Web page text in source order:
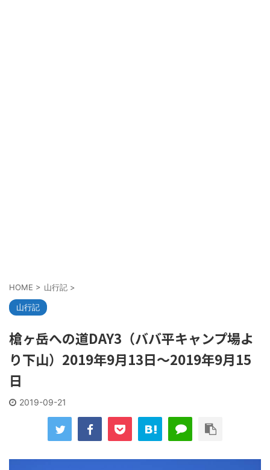
HOME > 山行記 >
山行記
槍ヶ岳への道DAY3（ババ平キャンプ場よ
り下山）2019年9月13日～2019年9月15
日
2019-09-21